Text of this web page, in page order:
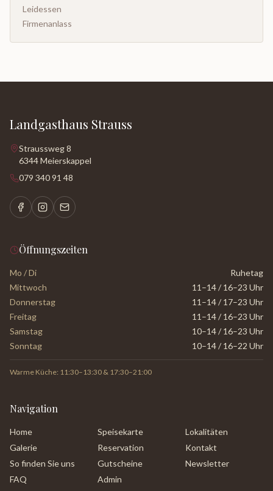
Leidessen
Firmenanlass
Landgasthaus Strauss
Straussweg 8
6344 Meierskappel
079 340 91 48
Öffnungszeiten
Mo / Di
Ruhetag
Mittwoch
11–14 / 16–23 Uhr
Donnerstag
11–14 / 17–23 Uhr
Freitag
11–14 / 16–23 Uhr
Samstag
10–14 / 16–23 Uhr
Sonntag
10–14 / 16–22 Uhr
Warme Küche: 11:30–13:30 & 17:30–21:00
Navigation
Home Speisekarte
Lokalitäten
Galerie
Reservation
Kontakt
So finden Sie uns
Gutscheine
Newsletter
FAQ
Admin